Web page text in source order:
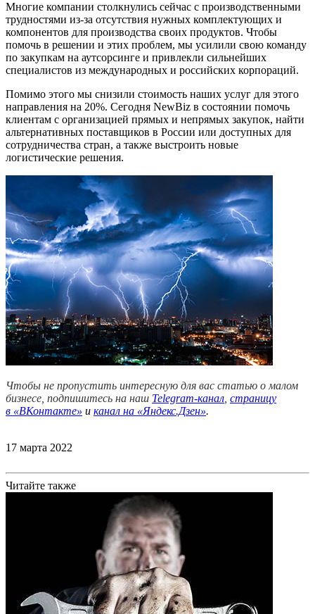
Многие компании столкнулись сейчас с производственными
трудностями из-за отсутствия нужных комплектующих и
компонентов для производства своих продуктов. Чтобы
помочь в решении и этих проблем, мы усилили свою команду
по закупкам на аутсорсинге и привлекли сильнейших
специалистов из международных и российских корпораций.
Помимо этого мы снизили стоимость наших услуг для этого
направления на 20%. Сегодня NewBiz в состоянии помочь
клиентам с организацией прямых и непрямых закупок, найти
альтернативных поставщиков в России или доступных для
сотрудничества стран, а также выстроить новые
логистические решения.
Чтобы не пропустить интересную для вас статью о малом
бизнесе, подпишитесь на наш Telegram-канал, страницу
в «ВКонтакте» и канал на «Яндекс.Дзен».
17 марта 2022
Читайте также